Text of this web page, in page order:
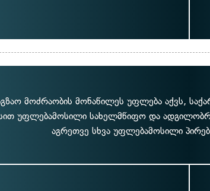
მოძრაობის მონაწილეს უფლება აქვს,
უფლებამოსილი სახელმწიფო და
აგრეთვე სხვა უფლებამოსილი